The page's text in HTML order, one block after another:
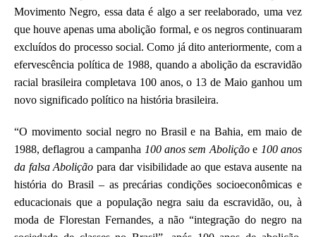
Movimento Negro, essa data é algo a ser reelaborado, uma vez
que houve apenas uma abolição formal, e os negros continuaram
excluídos do processo social. Como já dito anteriormente, com a
efervescência política de 1988, quando a abolição da escravidão
racial brasileira completava 100 anos, o 13 de Maio ganhou um
novo significado político na história brasileira.
“O movimento social negro no Brasil e na Bahia, em maio de
1988, deflagrou a campanha 100 anos sem Aboliçãoe 100 anos
da falsa Abolição para dar visibilidade ao que estava ausente na
história do Brasil – as precárias condições socioeconômicas e
educacionais que a população negra saiu da escravidão, ou, à
moda de Florestan Fernandes, a não “integração do negro na